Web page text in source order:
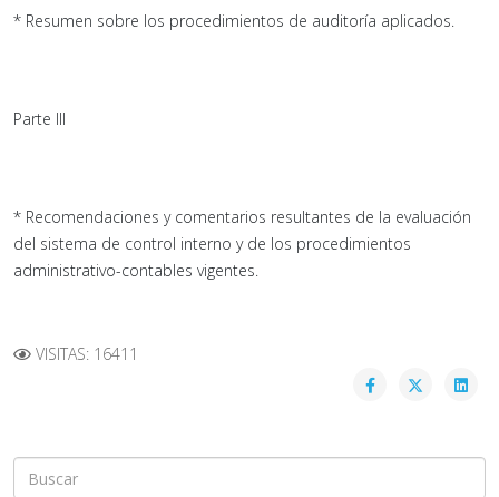
* Resumen sobre los procedimientos de auditoría aplicados.
Parte III
* Recomendaciones y comentarios resultantes de la evaluación
del sistema de control interno y de los procedimientos
administrativo-contables vigentes.
VISITAS: 16411